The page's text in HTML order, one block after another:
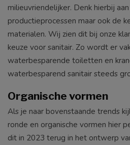
milieuvriendelijker. Denk hierbij
productieprocessen maar ook de
materialen. Wij zien dit bij onze
keuze voor sanitair. Zo wordt er
waterbesparende toiletten en
waterbesparend sanitair steeds
Organische vormen
Als je naar bovenstaande trends
ronde en organische vormen hier
dit in 2023 terug in het ontwerp